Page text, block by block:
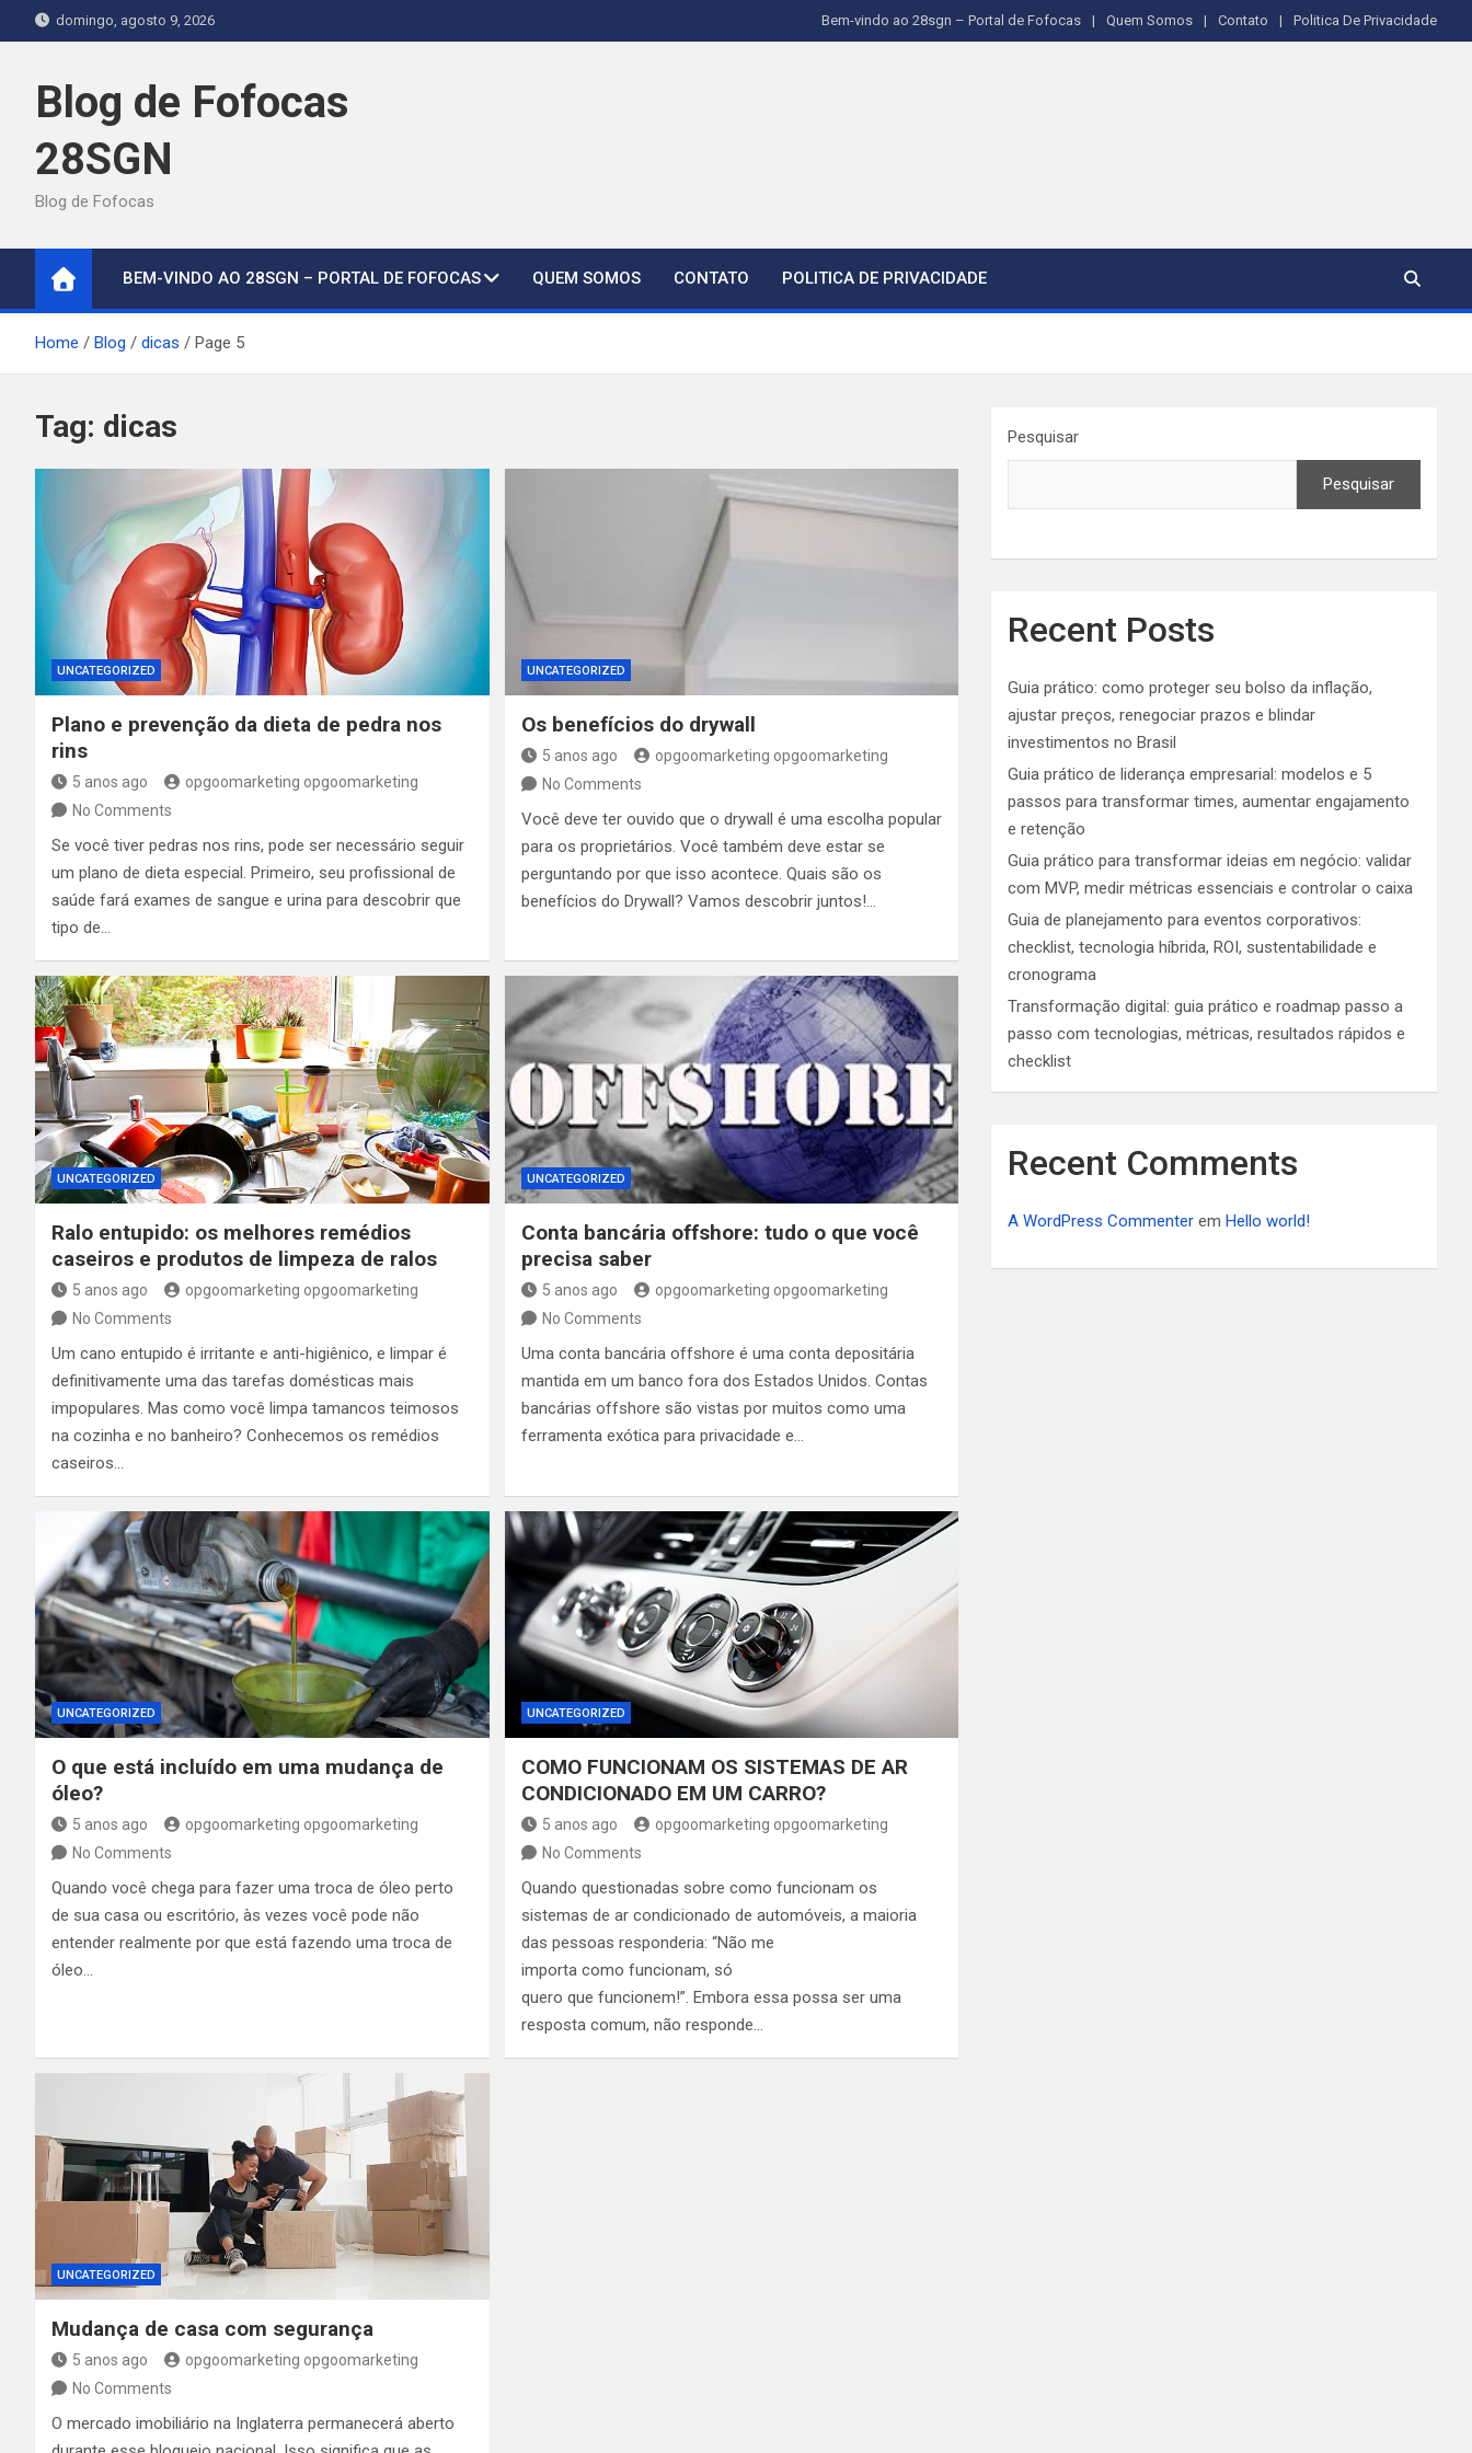
to
domingo, agosto 9, 2026 Bem-vindo ao 28sgn – Portal de Fofocas Quem Somos Contato Politica De Privacidade
Blog de Fofocas
28SGN
Blog de Fofocas
BEM-VINDO AO 28SGN – PORTAL DE FOFOCAS QUEM SOMOS CONTATO POLITICA DE PRIVACIDADE
Home Blog dicas Page 5
Tag: dicas
UNCATEGORIZED
Plano e prevenção da dieta de pedra nos
rins
5 anos ago
opgoomarketing opgoomarketing
No Comments
Se você tiver pedras nos rins, pode ser necessário seguir
um plano de dieta especial. Primeiro, seu profissional de
saúde fará exames de sangue e urina para descobrir que
tipo de…
UNCATEGORIZED
Os benefícios do drywall
5 anos ago
opgoomarketing opgoomarketing
No Comments
Você deve ter ouvido que o drywall é uma escolha popular
para os proprietários. Você também deve estar se
perguntando por que isso acontece. Quais são os
benefícios do Drywall? Vamos descobrir juntos!…
UNCATEGORIZED
Ralo entupido: os melhores remédios
caseiros e produtos de limpeza de ralos
5 anos ago
opgoomarketing opgoomarketing
No Comments
Um cano entupido é irritante e anti-higiênico, e limpar é
definitivamente uma das tarefas domésticas mais
impopulares. Mas como você limpa tamancos teimosos
na cozinha e no banheiro? Conhecemos os remédios
caseiros…
UNCATEGORIZED
Conta bancária offshore: tudo o que você
precisa saber
5 anos ago
opgoomarketing opgoomarketing
No Comments
Uma conta bancária offshore é uma conta depositária
mantida em um banco fora dos Estados Unidos. Contas
bancárias offshore são vistas por muitos como uma
ferramenta exótica para privacidade e…
UNCATEGORIZED
O que está incluído em uma mudança de
óleo?
5 anos ago
opgoomarketing opgoomarketing
No Comments
Quando você chega para fazer uma troca de óleo perto
de sua casa ou escritório, às vezes você pode não
entender realmente por que está fazendo uma troca de
óleo…
UNCATEGORIZED
COMO FUNCIONAM OS SISTEMAS DE AR
CONDICIONADO EM UM CARRO?
5 anos ago
opgoomarketing opgoomarketing
No Comments
Quando questionadas sobre como funcionam os
sistemas de ar condicionado de automóveis, a maioria
das pessoas responderia: “Não me
importa como funcionam, só
quero que funcionem!”. Embora essa possa ser uma
resposta comum, não responde…
UNCATEGORIZED
Mudança de casa com segurança
5 anos ago
opgoomarketing opgoomarketing
No Comments
O mercado imobiliário na Inglaterra permanecerá aberto
Pesquisar
Pesquisar
Recent Posts
Guia prático: como proteger seu bolso da inflação,
ajustar preços, renegociar prazos e blindar
investimentos no Brasil
Guia prático de liderança empresarial: modelos e 5
passos para transformar times, aumentar engajamento
e retenção
Guia prático para transformar ideias em negócio: validar
com MVP, medir métricas essenciais e controlar o caixa
Guia de planejamento para eventos corporativos:
checklist, tecnologia híbrida, ROI, sustentabilidade e
cronograma
Transformação digital: guia prático e roadmap passo a
passo com tecnologias, métricas, resultados rápidos e
checklist
Recent Comments
A WordPress Commenter emHello world!